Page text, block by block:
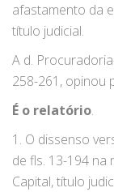
afastamento da
título judicial.
A d.
258-261, opinou
É o relatório.
1. O dissenso
de fls. 13-194 na
Capital, título